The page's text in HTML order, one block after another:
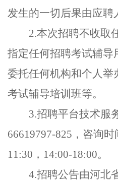
发生的一切后果由应聘
2.本次招聘不收取
指定任何招聘考试辅导
委托任何机构和个人举
考试辅导培训班等。
3.招聘平台技术服
66619797-825 ，咨询
11:30 ， 14:00-18:00。
4.招聘公告由河北